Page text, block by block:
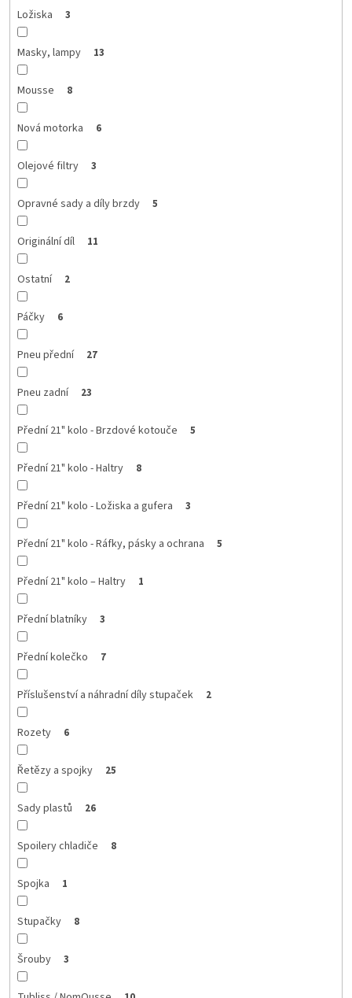
Ložiska 3
Masky, lampy 13
Mousse 8
Nová motorka 6
Olejové filtry 3
Opravné sady a díly brzdy 5
Originální díl 11
Ostatní 2
Páčky 6
Pneu přední 27
Pneu zadní 23
Přední 21" kolo - Brzdové kotouče 5
Přední 21" kolo - Haltry 8
Přední 21" kolo - Ložiska a gufera 3
Přední 21" kolo - Ráfky, pásky a ochrana 5
Přední 21" kolo – Haltry 1
Přední blatníky 3
Přední kolečko 7
Příslušenství a náhradní díly stupaček 2
Rozety 6
Řetězy a spojky 25
Sady plastů 26
Spoilery chladiče 8
Spojka 1
Stupačky 8
Šrouby 3